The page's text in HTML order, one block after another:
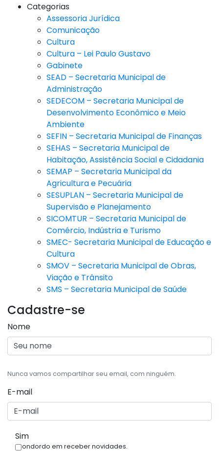
Categorias
Assessoria Jurídica
Comunicação
Cultura
Cultura – Lei Paulo Gustavo
Gabinete
SEAD – Secretaria Municipal de
Administração
SEDECOM – Secretaria Municipal de
Desenvolvimento Econômico e Meio
Ambiente
SEFIN – Secretaria Municipal de Finanças
SEHAS – Secretaria Municipal de
Habitação, Assistência Social e Cidadania
SEMAP – Secretaria Municipal da
Agricultura e Pecuária
SESUPLAN – Secretaria Municipal de
Supervisão e Planejamento
SICOMTUR – Secretaria Municipal de
Comércio, Indústria e Turismo
SMEC- Secretaria Municipal de Educação e
Cultura
SMOV – Secretaria Municipal de Obras,
Viação e Trânsito
SMS – Secretaria Municipal de Saúde
Cadastre-se
Nome
Nunca vamos compartilhar seu email, com ninguém.
E-mail
Sim
Condordo em receber novidades.